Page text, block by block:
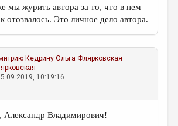
мы журить автора за то, что в нем
отозвалось. Это личное дело автора.
Кедрину Ольга Флярковская
10:19:16
Александр Владимирович!